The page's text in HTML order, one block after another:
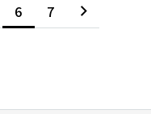
6 7